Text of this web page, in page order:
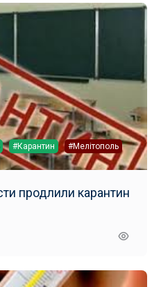
#Карантин #Мелітополь
В Запорожской области продлили карантин